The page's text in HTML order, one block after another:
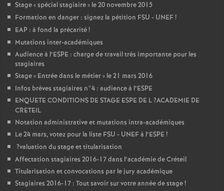
Stage «spécial stagiaire» le 20 novembre 2015
Formation en danger : signez la pétition FSU - UNEF!
EAP : à fond la précarité!
Mutations inter-académiques
Audience à l’ESPE : charge de travail très importante pour les
stagiaires
Stage « Entrée dans le métier» le 21 mars 2016
Infos brèves stagiaires n°4 : audience à l’ESPE
ENQUETE CONDITIONS DE STAGE ESPE DE L?ACADEMIE DE
CRETEIL
Notation administrative et mutations intra-académiques
Le 24 mars, votez pour la liste FSU - UNEFà l’ESPE !
?valuation du stage et titularisation
Affectation stagiaires 2016-17 dans l’académie de Créteil
Titularisation et convocations par le jury académique
Stagiaires 2016-17 : Tout savoir sur votre année de stage!